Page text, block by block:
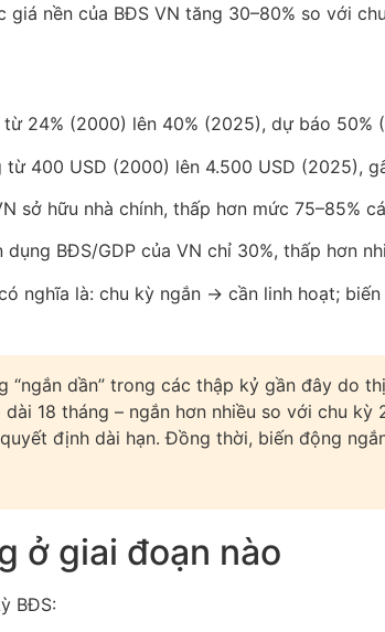
giá nền của BĐS VN tăng 30–80% so với
24% (2000) lên 40% (2025), dự báo 50%
400 USD (2000) lên 4.500 USD (2025),
sở hữu nhà chính, thấp hơn mức 75–85%
BĐS/GDP của VN chỉ 30%, thấp hơn
nghĩa là: chu kỳ ngắn → cần linh hoạt;
“ngắn dần” trong các thập kỷ gần đây do
18 tháng – ngắn hơn nhiều so với chu
định dài hạn. Đồng thời, biến động
ở giai đoạn nào
BĐS: